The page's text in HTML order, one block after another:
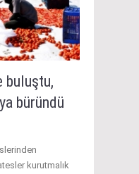
buluştu,
büründü
kurutmalık